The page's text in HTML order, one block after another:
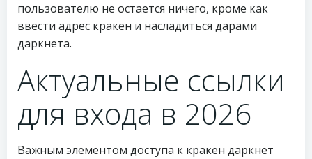
пользователю не остается ничего, кроме как
ввести адрес кракен и насладиться дарами
даркнета.
Актуальные ссылки
для входа в 2026
Важным элементом доступа к кракен даркнет